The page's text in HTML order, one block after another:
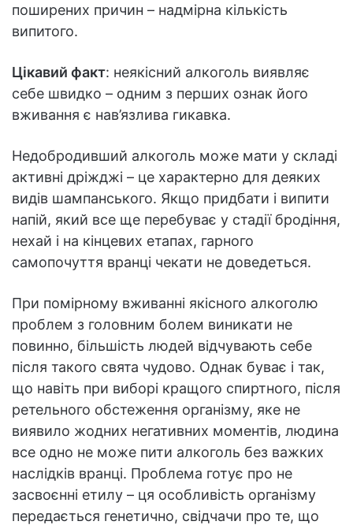
поширених причин – надмірна кількість
випитого.
Цікавий факт: неякісний алкоголь виявляє
себе швидко – одним з перших ознак його
вживання є нав’язлива гикавка.
Недобродивший алкоголь може мати у складі
активні дріжджі – це характерно для деяких
видів шампанського. Якщо придбати і випити
напій, який все ще перебуває у стадії бродіння,
нехай і на кінцевих етапах, гарного
самопочуття вранці чекати не доведеться.
При помірному вживанні якісного алкоголю
проблем з головним болем виникати не
повинно, більшість людей відчувають себе
після такого свята чудово. Однак буває і так,
що навіть при виборі кращого спиртного, після
ретельного обстеження організму, яке не
виявило жодних негативних моментів, людина
все одно не може пити алкоголь без важких
наслідків вранці. Проблема готує про не
засвоєнні етилу – ця особливість організму
передається генетично, свідчачи про те, що